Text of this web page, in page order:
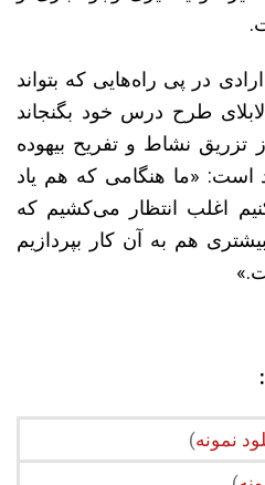
در پی راه‌هایی که بتواند
طرح درس خود بگنجاند
تزریق نشاط و تفریح بیهوده
است: «ما هنگامی که هم یاد
اغلب انتظار می‌کشیم که
هم به آن کار بپردازیم
نمونه)